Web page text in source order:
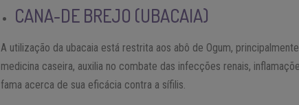
CANA-DE BREJO (UBACAIA)
A utilização da ubacaia está restrita aos abô de Ogum,
medicina caseira, auxilia no combate das infecções renais,
fama acerca de sua eficácia contra a sífilis.